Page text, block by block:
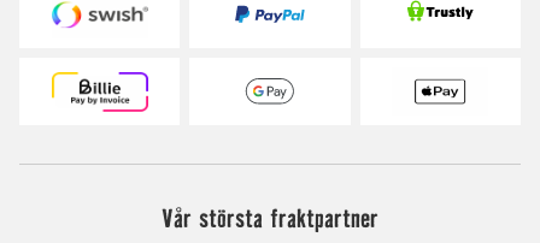
Vår största fraktpartner